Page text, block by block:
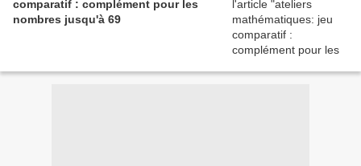
comparatif : complément pour les
nombres jusqu'à 69